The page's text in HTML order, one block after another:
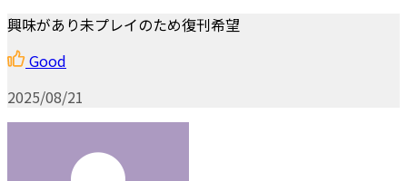
興味があり未プレイのため復刊希望
Good
2025/08/21